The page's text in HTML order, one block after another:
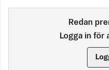
Redan
Logga in för